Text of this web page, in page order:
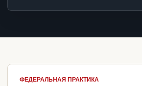
ФЕДЕРАЛЬНАЯ ПРАКТИКА